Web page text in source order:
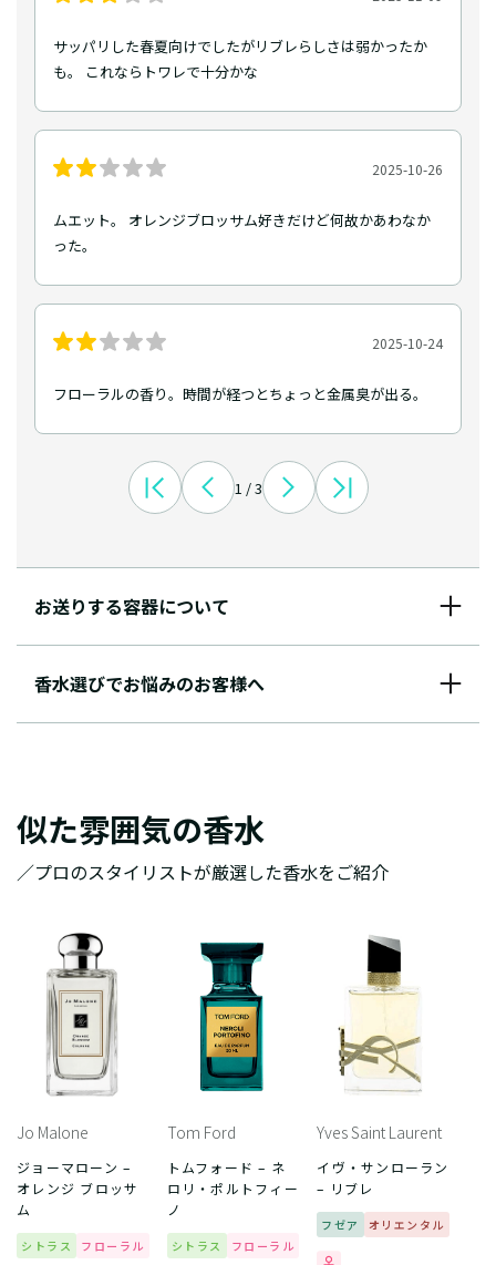
サッパリした春夏向けでしたがリブレらしさは弱かったか
も。 これならトワレで十分かな
2025-10-26
ムエット。 オレンジブロッサム好きだけど何故かあわなか
った。
2025-10-24
フローラルの香り。時間が経つとちょっと金属臭が出る。
1 / 3
お送りする容器について
香水選びでお悩みのお客様へ
似た雰囲気の香水
／プロのスタイリストが厳選した香水をご紹介
Jo Malone
ジョーマローン –
オレンジ ブロッサ
ム
シトラス フローラル
Tom Ford
トムフォード – ネ
ロリ・ポルトフィー
ノ
シトラス フローラル
Yves Saint Laurent
イヴ・サンローラン
– リブレ
フゼア オリエンタル